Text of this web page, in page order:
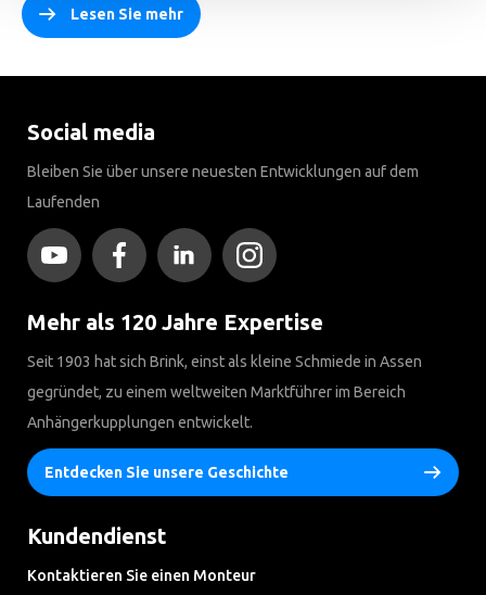
Lesen Sie mehr
Social media
Bleiben Sie über unsere neuesten Entwicklungen auf dem
Laufenden
Mehr als 120 Jahre Expertise
Seit 1903 hat sich Brink, einst als kleine Schmiede in Assen
gegründet, zu einem weltweiten Marktführer im Bereich
Anhängerkupplungen entwickelt.
Entdecken Sie unsere Geschichte
Kundendienst
Kontaktieren Sie einen Monteur